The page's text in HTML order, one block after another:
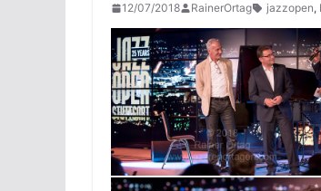
12/07/2018 RainerOrtag jazzopen,